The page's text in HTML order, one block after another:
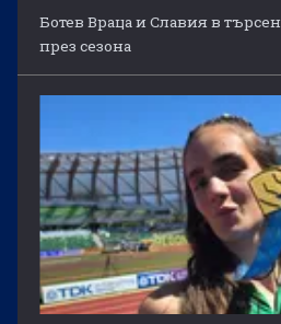
Ботев Враца и Славия в
през сезона